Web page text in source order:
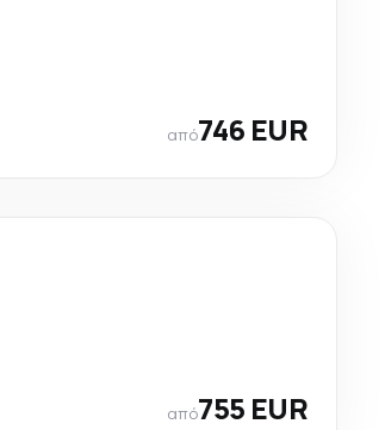
από746 EUR
από755 EUR